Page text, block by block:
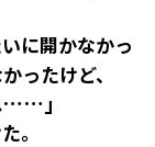
に開かなかっ
ったけど、
……」
。